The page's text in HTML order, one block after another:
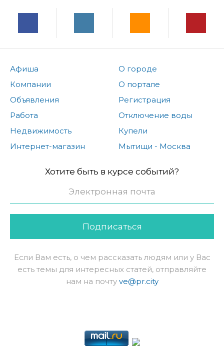
Афиша
Компании
Объявления
Работа
Недвижимость
Интернет-магазин
О городе
О портале
Регистрация
Отключение воды
Купели
Мытищи - Москва
Хотите быть в курсе событий?
Подписаться
Если Вам есть, о чем рассказать людям или у Вас
есть темы для интересных статей, отправляйте
нам на почту ve@pr.city